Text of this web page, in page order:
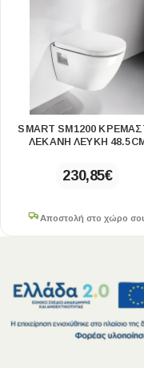
SMART SM1200
ΛΕΚΑΝΗ ΛΕΥΚΗ 48.5CM
230,85€
Αποστολή στο χώρο